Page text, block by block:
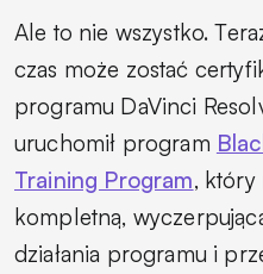
Ale to nie wszystko.
czas może zostać
programu DaVinci
uruchomił program
Training Program, który
kompletną,
działania programu i